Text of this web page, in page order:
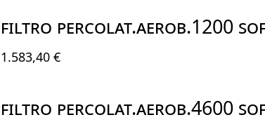
FILTRO PERCOLAT.AEROB.1200
1.583,40 €
FILTRO PERCOLAT.AEROB.4600